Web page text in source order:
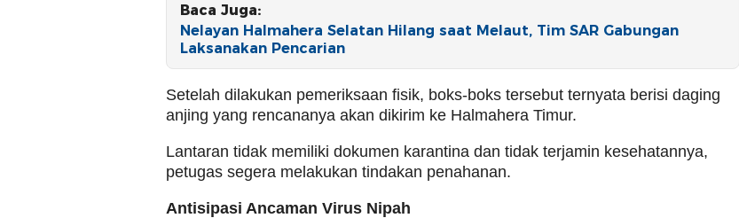
Baca Juga:
Nelayan Halmahera Selatan Hilang saat Melaut, Tim SAR Gabungan
Laksanakan Pencarian
Setelah dilakukan pemeriksaan fisik, boks-boks tersebut ternyata berisi daging
anjing yang rencananya akan dikirim ke Halmahera Timur.
Lantaran tidak memiliki dokumen karantina dan tidak terjamin kesehatannya,
petugas segera melakukan tindakan penahanan.
Antisipasi Ancaman Virus Nipah